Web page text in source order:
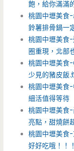
飽，給你滿滿
桃園中壢美食
鈴薯排骨鍋一
桃園中壢美食
圈重現，北部
桃園中壢美食
少見的豬皮飯.
桃園中壢美食
細活值得等待
桃園中壢美食
亮點，甜燒餅
桃園中壢美食
好好吃哦！！！